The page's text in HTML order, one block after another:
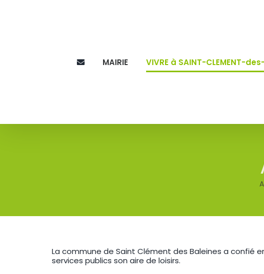
MAIRIE VIVRE à SAINT-CLEMENT-des-
La commune de Saint Clément des Baleines a confié
services publics son aire de loisirs.